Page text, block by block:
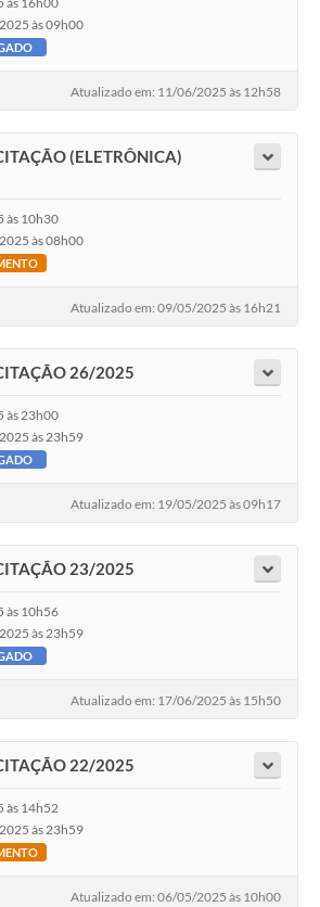
às 09h00
Atualizado em: 11/06/2025 às 12h58
(ELETRÔNICA)
às 10h30
às 08h00
Atualizado em: 09/05/2025 às 16h21
26/2025
às 23h00
às 23h59
Atualizado em: 19/05/2025 às 09h17
23/2025
às 10h56
às 23h59
Atualizado em: 17/06/2025 às 15h50
22/2025
às 14h52
às 23h59
Atualizado em: 06/05/2025 às 10h00